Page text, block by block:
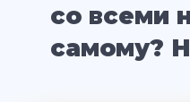
со всеми
самому?